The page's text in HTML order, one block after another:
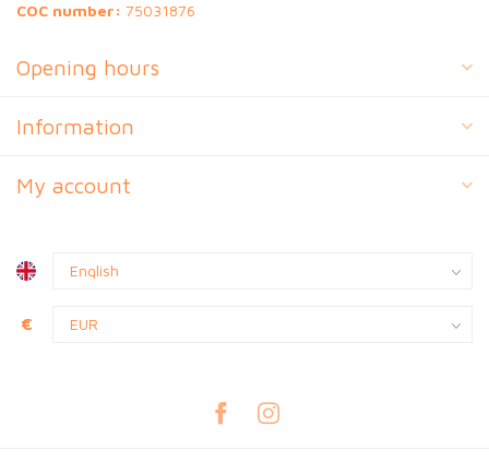
COC number: 75031876
Opening hours
Information
My account
€